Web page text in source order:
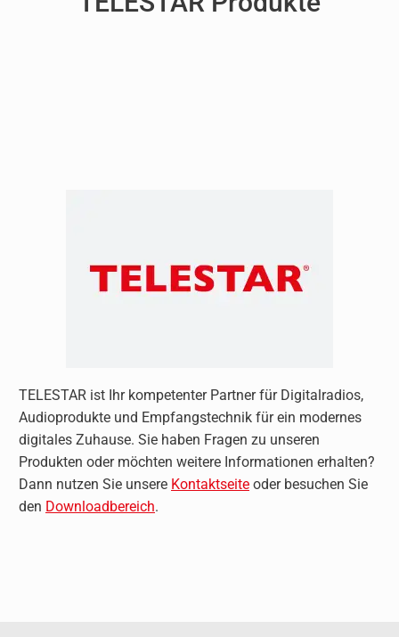
TELESTAR ist Ihr kompetenter Partner für Digitalradios,
Audioprodukte und Empfangstechnik für ein modernes
digitales Zuhause. Sie haben Fragen zu unseren
Produkten oder möchten weitere Informationen erhalten?
Dann nutzen Sie unsere Kontaktseite oder besuchen Sie
den Downloadbereich.